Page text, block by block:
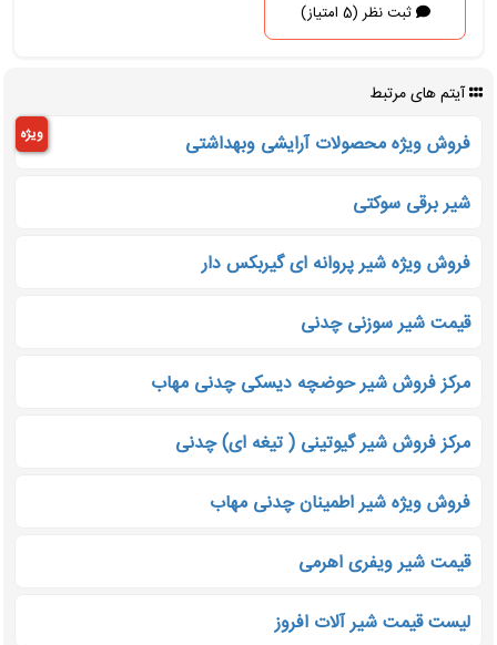
ثبت نظر (5 امتیاز)
آیتم های مرتبط
فروش ویژه محصولات آرایشی وبهداشتی ویژه
شیر برقی سوکتی
فروش ویژه شیر پروانه ای گیربکس دار
قیمت شیر سوزنی چدنی
مرکز فروش شیر حوضچه دیسکی چدنی مهاب
مرکز فروش شیر گیوتینی ( تیغه ای) چدنی
فروش ویژه شیر اطمینان چدنی مهاب
قیمت شیر ویفری اهرمی
لیست قیمت شیر آلات افروز